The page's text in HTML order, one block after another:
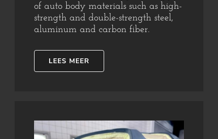
of auto body materials such as high-
strength and double-strength steel,
aluminum and carbon fiber.
LEES MEER